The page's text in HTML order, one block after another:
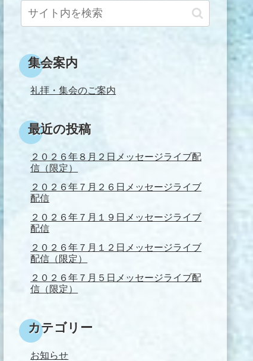
集会案内
礼拝・集会のご案内
最近の投稿
２０２６年８月２日メッセージライブ配
信（限定）
２０２６年７月２６日メッセージライブ
配信
２０２６年７月１９日メッセージライブ
配信
２０２６年７月１２日メッセージライブ
配信（限定）
２０２６年７月５日メッセージライブ配
信（限定）
カテゴリー
お知らせ